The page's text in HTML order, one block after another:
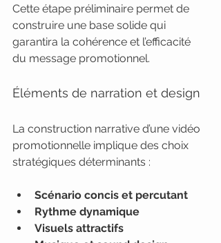
Cette étape préliminaire permet de
construire une base solide qui
garantira la cohérence et l’efficacité
du message promotionnel.
Éléments de narration et design
La construction narrative d’une vidéo
promotionnelle implique des choix
stratégiques déterminants :
Scénario concis et percutant
Rythme dynamique
Visuels attractifs